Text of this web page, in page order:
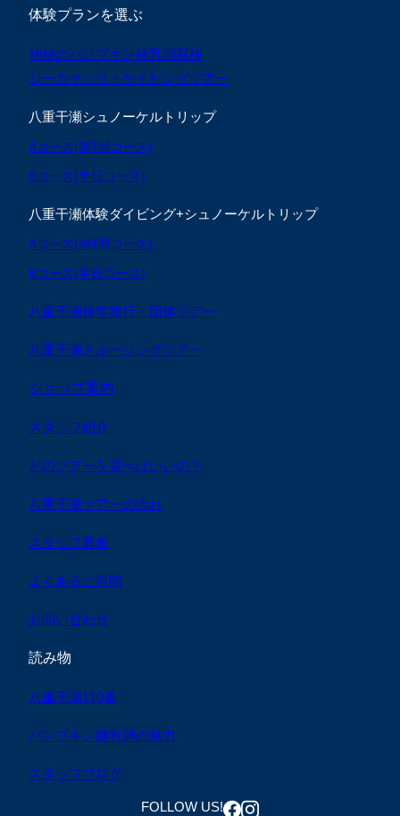
体験プランを選ぶ
神秘のパンプキン鍾乳洞探検
シーカヤック＋ケイビングツアー
八重干瀬シュノーケルトリップ
Aコース(3時間コース)
Bコース(半日コース)
八重干瀬体験ダイビング+シュノーケルトリップ
Aコース(3時間コース)
Bコース(半日コース)
八重干瀬修学旅行・団体ツアー
八重干瀬クルージングツアー
ショップ案内
スタッフ紹介
どのツアーを選べばいいの？
八重干瀬ツアーの流れ
スタッフ募集
よくあるご質問
お問い合わせ
読み物
八重干瀬110番
パンプキン鍾乳洞の魅力
スタッフブログ
FOLLOW US!